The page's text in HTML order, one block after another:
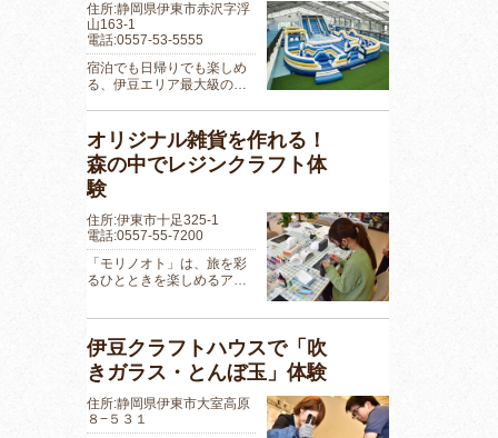
住所:静岡県伊東市赤沢字浮
山163-1
電話:0557-53-5555
宿泊でも日帰りでも楽しめ
る、伊豆エリア最大級の…
オリジナル雑貨を作れる！
森の中でレジンクラフト体
験
住所:伊東市十足325-1
電話:0557-55-7200
「モリノオト」は、旅を彩
るひとときを楽しめるア…
伊豆クラフトハウスで「吹
きガラス・とんぼ玉」体験
住所:静岡県伊東市大室高原
８−５３１